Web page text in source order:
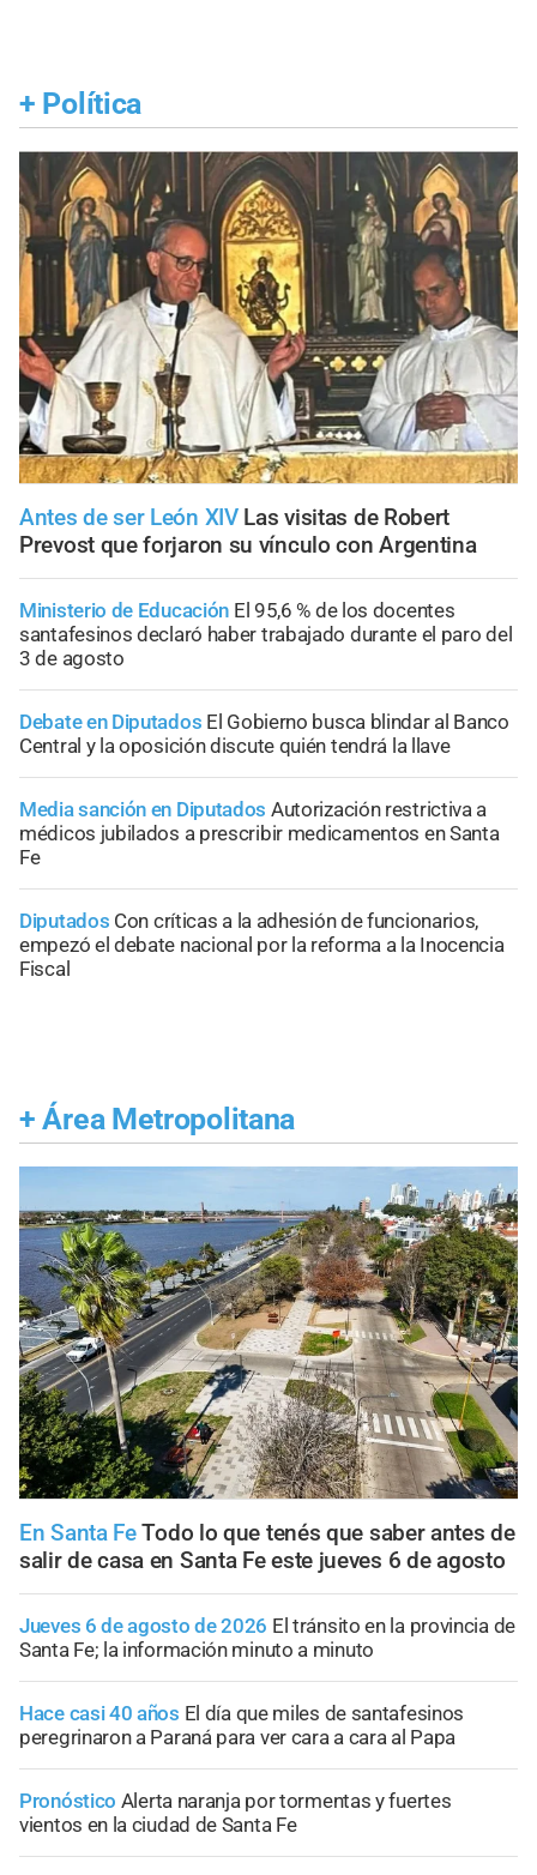
+ Política
Antes de ser León XIV Las visitas de Robert
Prevost que forjaron su vínculo con Argentina
Ministerio de Educación El 95,6 % de los docentes
santafesinos declaró haber trabajado durante el paro del
3 de agosto
Debate en Diputados El Gobierno busca blindar al Banco
Central y la oposición discute quién tendrá la llave
Media sanción en Diputados Autorización restrictiva a
médicos jubilados a prescribir medicamentos en Santa
Fe
Diputados Con críticas a la adhesión de funcionarios,
empezó el debate nacional por la reforma a la Inocencia
Fiscal
+ Área Metropolitana
En Santa Fe Todo lo que tenés que saber antes de
salir de casa en Santa Fe este jueves 6 de agosto
Jueves 6 de agosto de 2026 El tránsito en la provincia de
Santa Fe; la información minuto a minuto
Hace casi 40 años El día que miles de santafesinos
peregrinaron a Paraná para ver cara a cara al Papa
Pronóstico Alerta naranja por tormentas y fuertes
vientos en la ciudad de Santa Fe